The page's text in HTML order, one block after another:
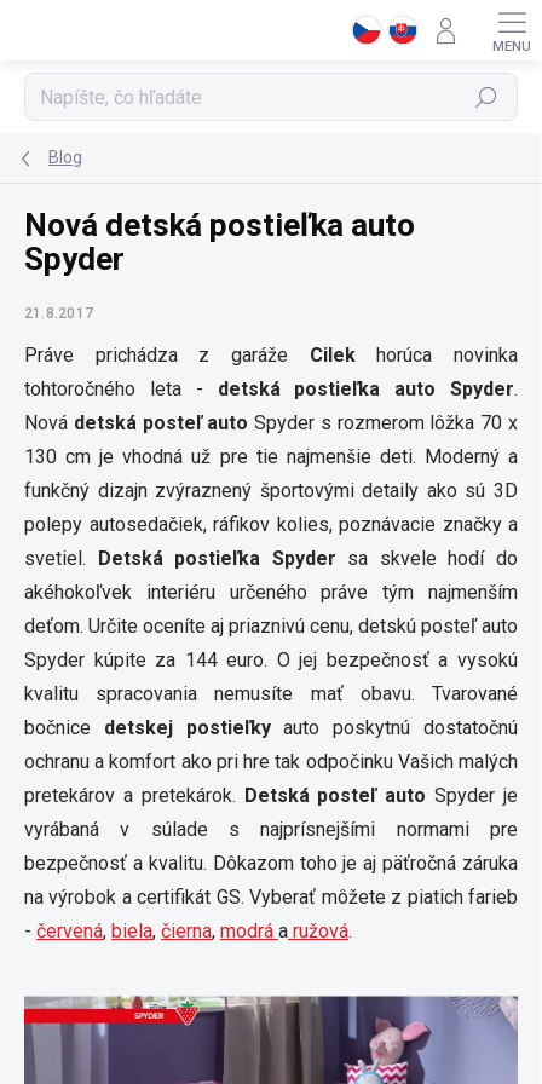
Hľadať
Blog
Nová detská postieľka auto
Spyder
21.8.2017
Práve prichádza z garáže Cilekhorúca novinka
tohtoročného leta - detská postieľka auto Spyder.
Nová detská posteľ auto Spyder s rozmerom lôžka 70 x
130 cm je vhodná už pre tie najmenšie deti. Moderný a
funkčný dizajn zvýraznený športovými detaily ako sú 3D
polepy autosedačiek, ráfikov kolies, poznávacie značky a
svetiel. Detská postieľka Spyder sa skvele hodí do
akéhokoľvek interiéru určeného práve tým najmenším
deťom. Určite oceníte aj priaznivú cenu, detskú posteľ auto
Spyder kúpite za 144 euro. O jej bezpečnosť a vysokú
kvalitu spracovania nemusíte mať obavu. Tvarované
bočnice detskej postieľkyauto poskytnú dostatočnú
ochranu a komfort ako pri hre tak odpočinku Vašich malých
pretekárov a pretekárok. Detská posteľ auto Spyder je
vyrábaná v súlade s najprísnejšími normami pre
bezpečnosť a kvalitu. Dôkazom toho je aj päťročná záruka
na výrobok a certifikát GS. Vyberať môžete z piatich farieb
- červená, biela, čierna, modrá a ružová.